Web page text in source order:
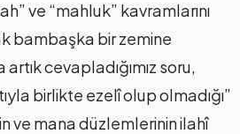
ve “mahluk” kavramlarını
bambaşka bir zemine
cevapladığımız soru,
birlikte ezelî olup olmadığı”
ve mana düzlemlerinin ilahî